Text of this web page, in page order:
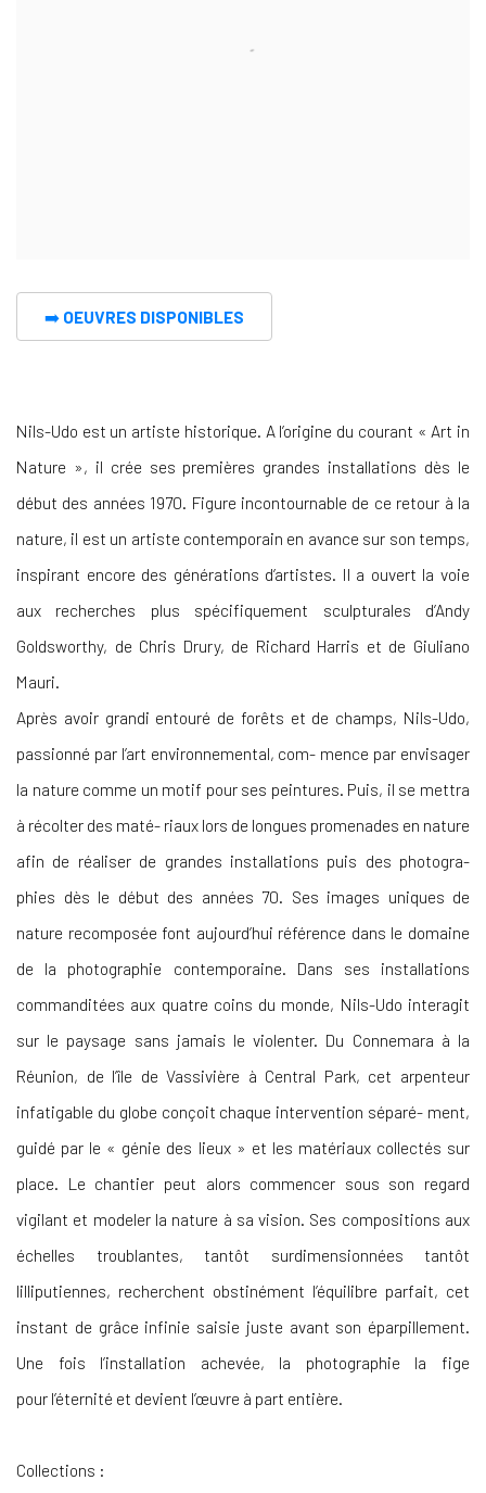
➡️ OEUVRES DISPONIBLES
Nils-Udo est un artiste historique. A l’origine du courant « Art in
Nature », il crée ses premières grandes installations dès le
début des années 1970. Figure incontournable de ce retour à la
nature, il est un artiste contemporain en avance sur son temps,
inspirant encore des générations d’artistes. Il a ouvert la voie
aux recherches plus spécifiquement sculpturales d’Andy
Goldsworthy, de Chris Drury, de Richard Harris et de Giuliano
Mauri.
Après avoir grandi entouré de forêts et de champs, Nils-Udo,
passionné par l’art environnemental, com- mence par envisager
la nature comme un motif pour ses peintures. Puis, il se mettra
à récolter des maté- riaux lors de longues promenades en nature
afin de réaliser de grandes installations puis des photogra-
phies dès le début des années 70. Ses images uniques de
nature recomposée font aujourd’hui référence dans le domaine
de la photographie contemporaine. Dans ses installations
commanditées aux quatre coins du monde, Nils-Udo interagit
sur le paysage sans jamais le violenter. Du Connemara à la
Réunion, de l’île de Vassivière à Central Park, cet arpenteur
infatigable du globe conçoit chaque intervention séparé- ment,
guidé par le « génie des lieux » et les matériaux collectés sur
place. Le chantier peut alors commencer sous son regard
vigilant et modeler la nature à sa vision. Ses compositions aux
échelles troublantes, tantôt surdimensionnées tantôt
lilliputiennes, recherchent obstinément l’équilibre parfait, cet
instant de grâce infinie saisie juste avant son éparpillement.
Une fois l’installation achevée, la photographie la fige
pour l’éternité et devient l’œuvre à part entière.
Collections :